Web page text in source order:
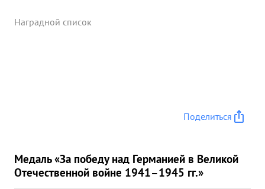
Наградной список
Поделиться
Медаль «За победу над Германией в Великой
Отечественной войне 1941–1945 гг.»